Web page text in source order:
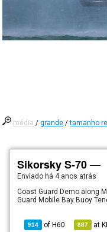
média /grande /tamanho
Sikorsky S-70 —
Enviado há 4 anos atrás
Coast Guard Demo along
Guard Mobile Bay Buoy
914 ofH60 887 at